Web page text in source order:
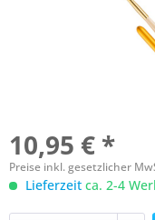
10,95 € *
Preise inkl. gesetzlicher
Lieferzeit ca. 2-4